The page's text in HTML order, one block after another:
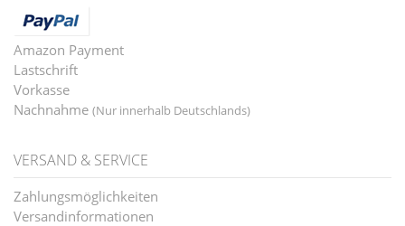
Amazon Payment
Lastschrift
Vorkasse
Nachnahme (Nur innerhalb Deutschlands)
VERSAND & SERVICE
Zahlungsmöglichkeiten
Versandinformationen